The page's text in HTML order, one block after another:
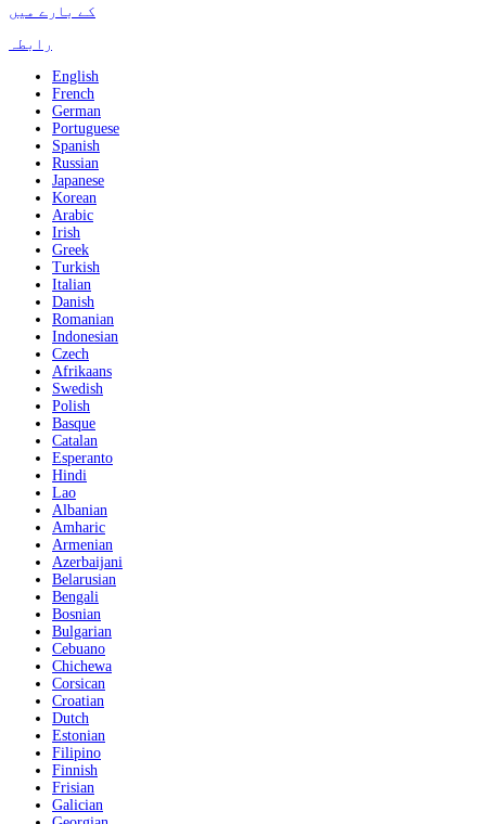
کے بارے میں
رابطہ
English
French
German
Portuguese
Spanish
Russian
Japanese
Korean
Arabic
Irish
Greek
Turkish
Italian
Danish
Romanian
Indonesian
Czech
Afrikaans
Swedish
Polish
Basque
Catalan
Esperanto
Hindi
Lao
Albanian
Amharic
Armenian
Azerbaijani
Belarusian
Bengali
Bosnian
Bulgarian
Cebuano
Chichewa
Corsican
Croatian
Dutch
Estonian
Filipino
Finnish
Frisian
Galician